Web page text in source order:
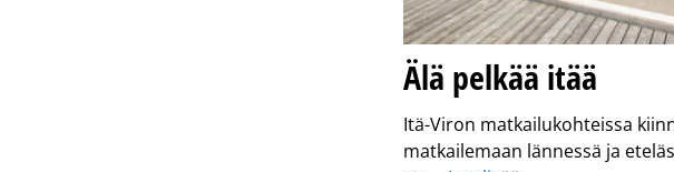
Älä pelkää itää
Itä-Viron matkailukohteissa
matkailemaan lännessä ja